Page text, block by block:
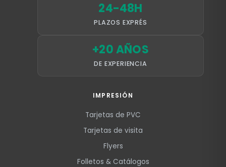
24-48H
PLAZOS EXPRÉS
+20 AÑOS
DE EXPERIENCIA
IMPRESIÓN
Tarjetas de PVC
Tarjetas de visita
Flyers
Folletos & Catálogos